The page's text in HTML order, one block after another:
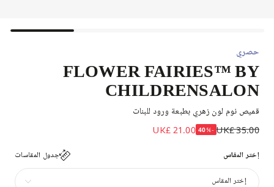
حصري
FLOWER FAIRIES™ BY
CHILDRENSALON
قميص نوم لون زهري بطبعة ورود للبنات
UK£ 35.00
-40%
UK£ 21.00
إختر المقاس جدول المقاسات
إختر المقاس